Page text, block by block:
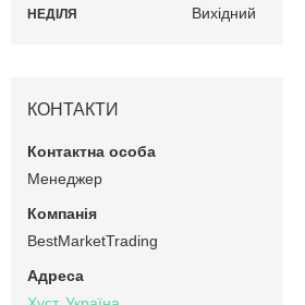
НЕДІЛЯ Вихідний
КОНТАКТИ
Менеджер
BestMarketTrading